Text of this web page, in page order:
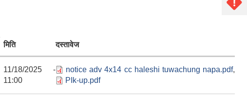
मिति दस्तावेज
11/18/2025 -
11:00
notice adv 4x14 cc haleshi tuwachung napa.pdf,
PIk-up.pdf